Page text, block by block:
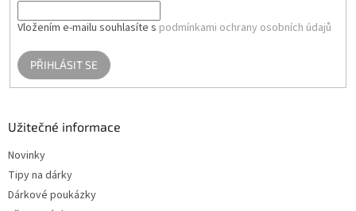
Vložením e-mailu souhlasíte s podmínkami ochrany osobních údajů
PŘIHLÁSIT SE
Užitečné informace
Novinky
Tipy na dárky
Dárkové poukázky